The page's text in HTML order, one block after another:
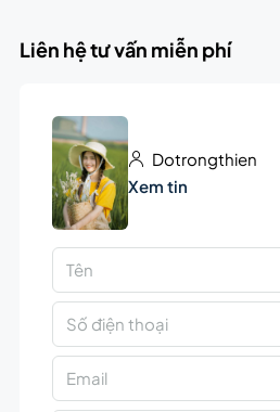
Liên hệ tư vấn miễn phí
Dotrongthien
Xem tin